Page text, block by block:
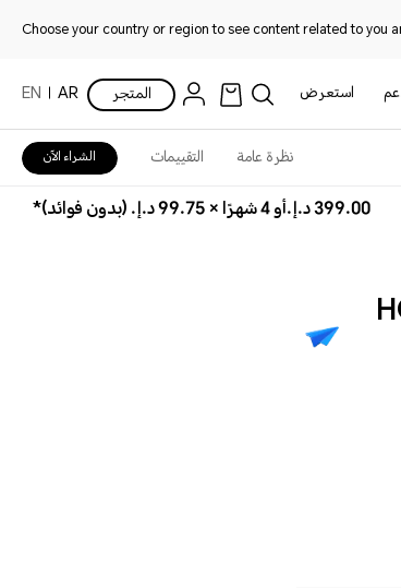
Choose your country or region to see content related to you
استعرض المتجر AR
EN
نظرة عامة التقييمات الشراء الآن
399.00 د.إ.‏‏ أو 4 شهرًا × 99.75 د.إ.‏‏ (بدون فوائد)*